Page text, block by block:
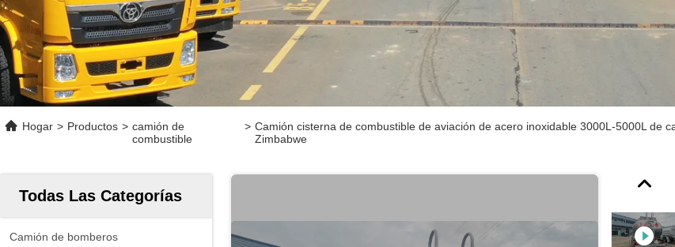
Hogar > Productos > camión de
combustible
> Camión cisterna de combustible de aviación de acero inoxidable 3000L-5000L de
Zimbabwe
Todas Las Categorías
Camión de bomberos